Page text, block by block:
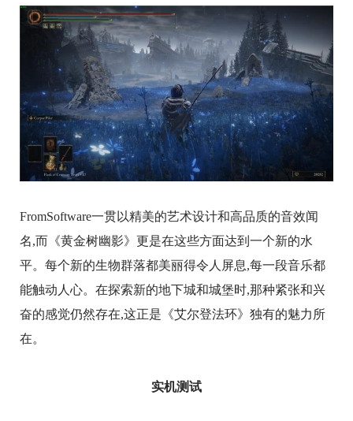
FromSoftware一贯以精美的艺术设计和高品质的音效闻
名,而《黄金树幽影》更是在这些方面达到一个新的水
平。每个新的生物群落都美丽得令人屏息,每一段音乐都
能触动人心。在探索新的地下城和城堡时,那种紧张和兴
奋的感觉仍然存在,这正是《艾尔登法环》独有的魅力所
在。
实机测试